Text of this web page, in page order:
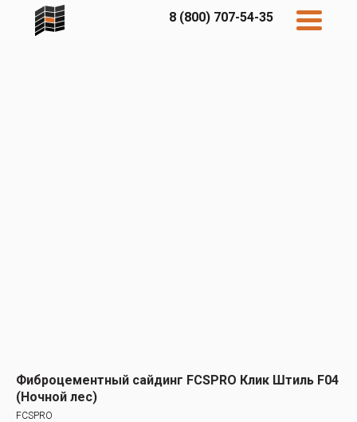
8 (800) 707-54-35
Cedral
Фиброцементный сайдинг FCSPRO Клик Штиль F04
(Ночной лес)
FCSPRO